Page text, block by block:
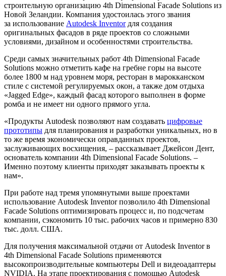
строительную организацию 4th Dimensional Facade Solutions из
Новой Зеландии. Компания удостоилась этого звания
за использование Autodesk Inventorдля создания
оригинальных фасадов в ряде проектов со сложными
условиями, дизайном и особенностями строительства.
Среди самых значительных работ 4th Dimensional Facade
Solutions можно отметить кафе на гребне горы на высоте
более 1800 м над уровнем моря, ресторан в марокканском
стиле с системой регулируемых окон, а также дом отдыха
«Jagged Edge», каждый фасад которого выполнен в форме
ромба и не имеет ни одного прямого угла.
«Продукты Autodesk позволяют нам создавать цифровые
прототипы для планирования и разработки уникальных, но в
то же время экономически оправданных проектов,
заслуживающих восхищения, – рассказывает Джейсон Дент,
основатель компании 4th Dimensional Facade Solutions. –
Именно поэтому клиенты приходят заказывать проекты к
нам».
При работе над тремя упомянутыми выше проектами
использование Autodesk Inventor позволило 4th Dimensional
Facade Solutions оптимизировать процесс и, по подсчетам
компании, сэкономить 10 тыс. рабочих часов и примерно 830
тыс. долл. США.
Для получения максимальной отдачи от Autodesk Inventor в
4th Dimensional Facade Solutions применяются
высокопроизводительные компьютеры Dell и видеоадаптеры
NVIDIA. На этапе проектирования с помощью Autodesk